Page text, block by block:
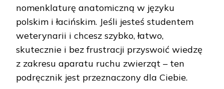
nomenklaturę anatomiczną w języku
polskim i łacińskim. Jeśli jesteś studentem
weterynarii i chcesz szybko, łatwo,
skutecznie i bez frustracji przyswoić wiedzę
z zakresu aparatu ruchu zwierząt – ten
podręcznik jest przeznaczony dla Ciebie.